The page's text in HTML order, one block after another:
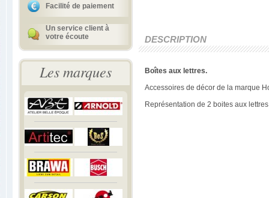
Facilité de paiement
Un service client à
votre écoute
Les marques
DESCRIPTION
Boîtes aux lettres.
Accessoires de décor de la marque
Représentation de 2 boites aux